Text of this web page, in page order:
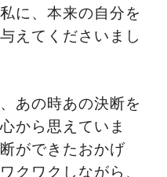
に、本来の自分を
えてくださいまし
あの時あの決断を
から思えていま
ができたおかげ
クワクしながら、